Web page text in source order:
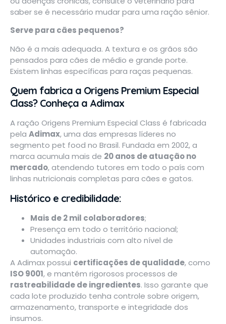
saber se é necessário mudar para uma ração sênior.
Serve para cães pequenos?
Não é a mais adequada. A textura e os grãos são
pensados para cães de médio e grande porte.
Existem linhas específicas para raças pequenas.
Quem fabrica a Origens Premium Especial
Class? Conheça a Adimax
A ração Origens Premium Especial Class é fabricada
pela Adimax, uma das empresas líderes no
segmento pet food no Brasil. Fundada em 2002, a
marca acumula mais de 20 anos de atuação no
mercado, atendendo tutores em todo o país com
linhas nutricionais completas para cães e gatos.
Histórico e credibilidade:
Mais de 2 mil colaboradores;
Presença em todo o território nacional;
Unidades industriais com alto nível de
automação.
A Adimax possui certificações de qualidade, como
ISO 9001, e mantém rigorosos processos de
rastreabilidade de ingredientes. Isso garante que
cada lote produzido tenha controle sobre origem,
armazenamento, transporte e integridade dos
insumos.